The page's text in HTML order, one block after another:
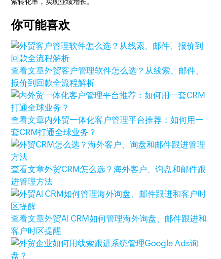
你可能喜欢
查看文章外贸客户管理软件怎么选？从线索、邮件、
报价到回款全流程解析
查看文章内外贸一体化客户管理平台推荐：如何用一
套CRM打通全球业务？
查看文章外贸CRM怎么选？海外客户、询盘和邮件跟
进管理方法
查看文章外贸AI CRM如何管理海外询盘、邮件跟进和
客户时区提醒